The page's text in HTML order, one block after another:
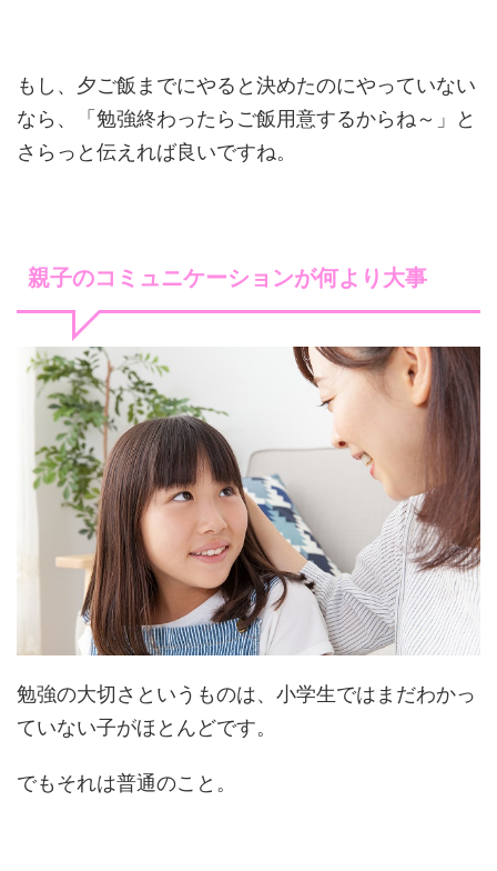
もし、夕ご飯までにやると決めたのにやっていない
なら、「勉強終わったらご飯用意するからね～」と
さらっと伝えれば良いですね。
親子のコミュニケーションが何より大事
勉強の大切さというものは、小学生ではまだわかっ
ていない子がほとんどです。
でもそれは普通のこと。